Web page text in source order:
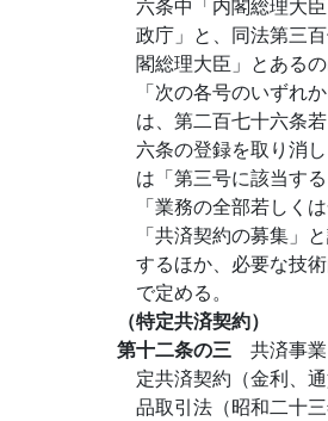
政庁」と、同法第三
閣総理大臣」とあるの
「次の各号のいずれ
は、第二百七十六条
六条の登録を取り消
は「第三号に該当する
「業務の全部若しく
「共済契約の募集」
するほか、必要な技
で定める。
（特定共済契約）
第十二条の三 共済事
定共済契約（金利、
品取引法（昭和二十